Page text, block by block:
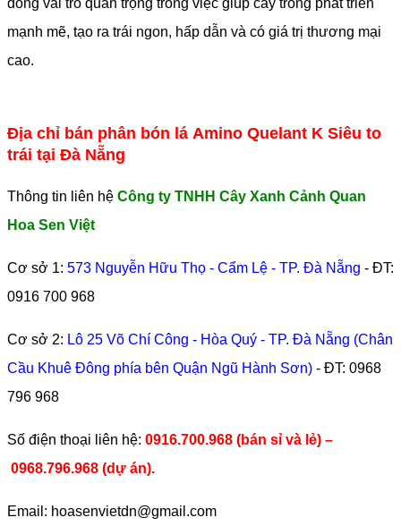
đóng vai trò quan trọng trong việc giúp cây trồng phát triển
mạnh mẽ, tạo ra trái ngon, hấp dẫn và có giá trị thương mại
cao.
Địa chỉ bán phân bón lá Amino Quelant K Siêu to
trái tại Đà Nẵng
Thông tin liên hệ Công ty TNHH Cây Xanh Cảnh Quan
Hoa Sen Việt
Cơ sở 1: 573 Nguyễn Hữu Thọ - Cẩm Lệ - TP. Đà Nẵng - ĐT:
0916 700 968
Cơ sở 2: Lô 25 Võ Chí Công - Hòa Quý - TP. Đà Nẵng (Chân
Cầu Khuê Đông phía bên Quận Ngũ Hành Sơn) - ĐT: 0968
796 968
​Số điện thoại liên hệ: 0916.700.968 (bán sỉ và lẻ) –
0968.796.968 (dự án).
Email: hoasenvietdn@gmail.com